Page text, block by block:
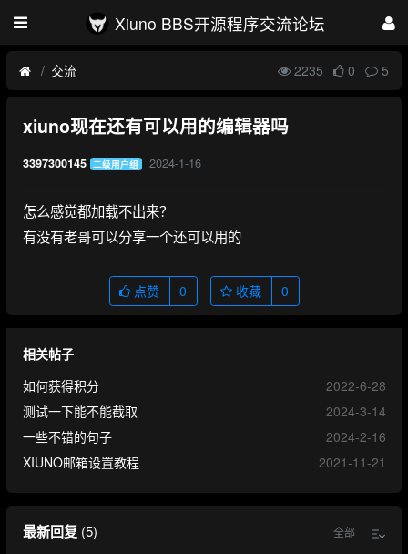
Xiuno BBS开源程序交流论坛
交流 2235 0 5
xiuno现在还有可以用的编辑器吗
3397300145 二级用户组 2024-1-16
怎么感觉都加载不出来？
有没有老哥可以分享一个还可以用的
点赞 0 收藏 0
相关帖子
如何获得积分
2022-6-28
测试一下能不能截取
2024-3-14
一些不错的句子
2024-2-16
XIUNO邮箱设置教程
2021-11-21
最新回复(5) 全部